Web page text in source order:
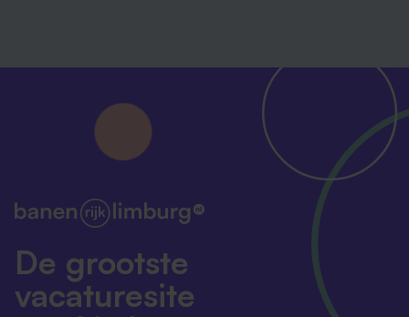
De grootste
vacaturesite